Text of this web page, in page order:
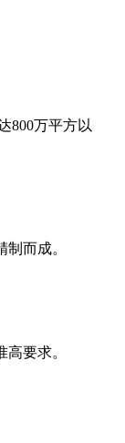
800万平方以
而成。
要求。